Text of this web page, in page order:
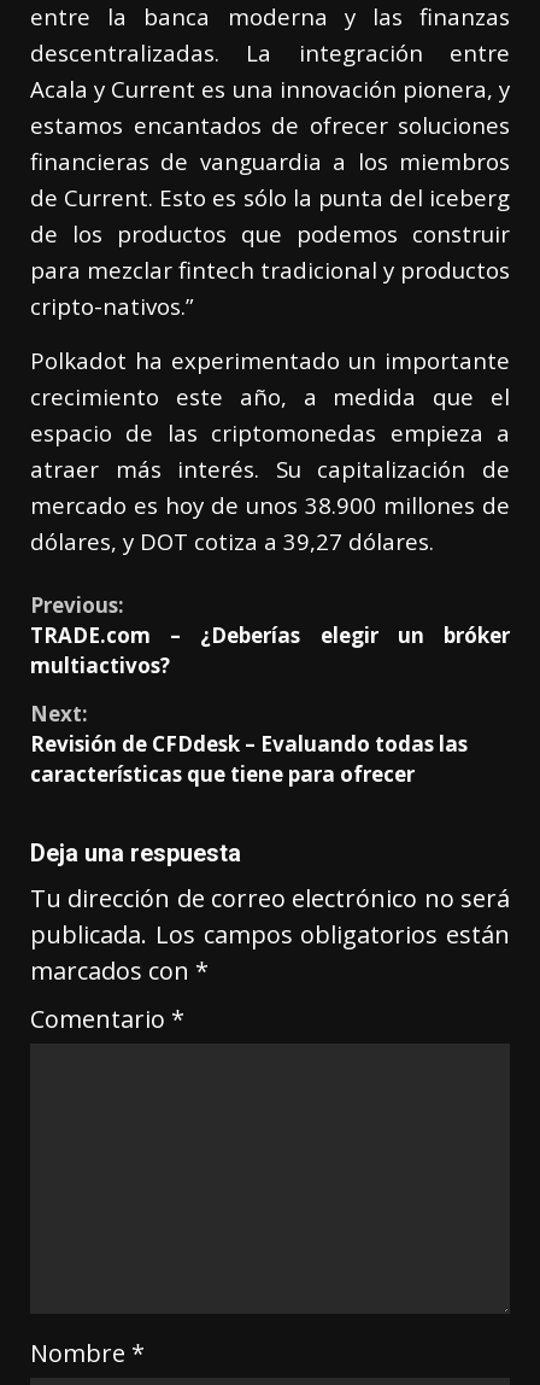
entre la banca moderna y las finanzas
descentralizadas. La integración entre
Acala y Current es una innovación pionera, y
estamos encantados de ofrecer soluciones
financieras de vanguardia a los miembros
de Current. Esto es sólo la punta del iceberg
de los productos que podemos construir
para mezclar fintech tradicional y productos
cripto-nativos.”
Polkadot ha experimentado un importante
crecimiento este año, a medida que el
espacio de las criptomonedas empieza a
atraer más interés. Su capitalización de
mercado es hoy de unos 38.900 millones de
dólares, y DOT cotiza a 39,27 dólares.
Previous:
TRADE.com – ¿Deberías elegir un bróker
multiactivos?
Next:
Revisión de CFDdesk – Evaluando todas las
características que tiene para ofrecer
Deja una respuesta
Tu dirección de correo electrónico no será
publicada. Los campos obligatorios están
marcados con *
Comentario *
Nombre *